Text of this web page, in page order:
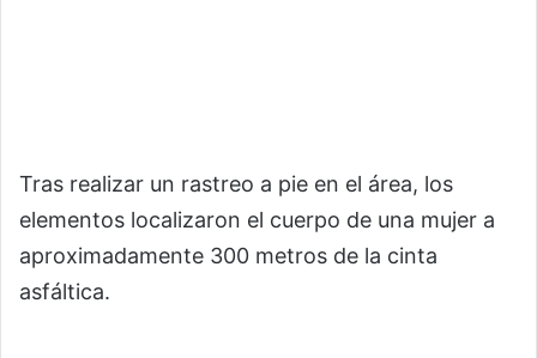
Tras realizar un rastreo a pie en el área, los
elementos localizaron el cuerpo de una mujer a
aproximadamente 300 metros de la cinta
asfáltica.